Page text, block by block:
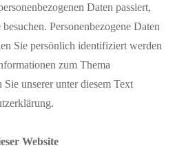
Daten passiert,
Personenbezogene Daten
Sie persönlich identifiziert werden
zum Thema
Sie unserer unter diesem Text
Website